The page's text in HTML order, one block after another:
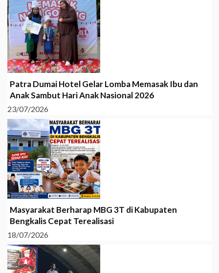
Patra Dumai Hotel Gelar Lomba Memasak Ibu dan
Anak Sambut Hari Anak Nasional 2026
23/07/2026
Masyarakat Berharap MBG 3T di Kabupaten
Bengkalis Cepat Terealisasi
18/07/2026